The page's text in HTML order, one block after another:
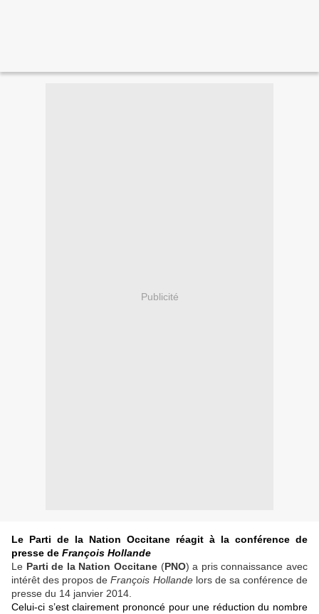
Publicité
Le Parti de la Nation Occitane réagit à la conférence de
presse de François Hollande
Le Parti de la Nation Occitane (PNO) a pris connaissance avec
intérêt des propos deFrançois Hollandelors de sa conférence de
presse du 14 janvier 2014.
Celui-ci s’est clairement prononcé pour une réduction du nombre